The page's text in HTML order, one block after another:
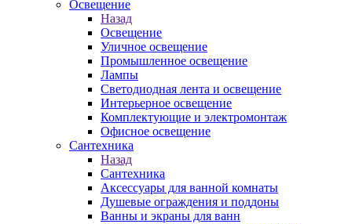
Освещение
Назад
Освещение
Уличное освещение
Промышленное освещение
Лампы
Светодиодная лента и освещение
Интерьерное освещение
Комплектующие и электромонтаж
Офисное освещение
Сантехника
Назад
Сантехника
Аксессуары для ванной комнаты
Душевые ограждения и поддоны
Ванны и экраны для ванн